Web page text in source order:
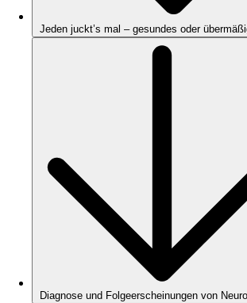
Jeden juckt’s mal – gesundes oder
Diagnose und Folgeerscheinungen von